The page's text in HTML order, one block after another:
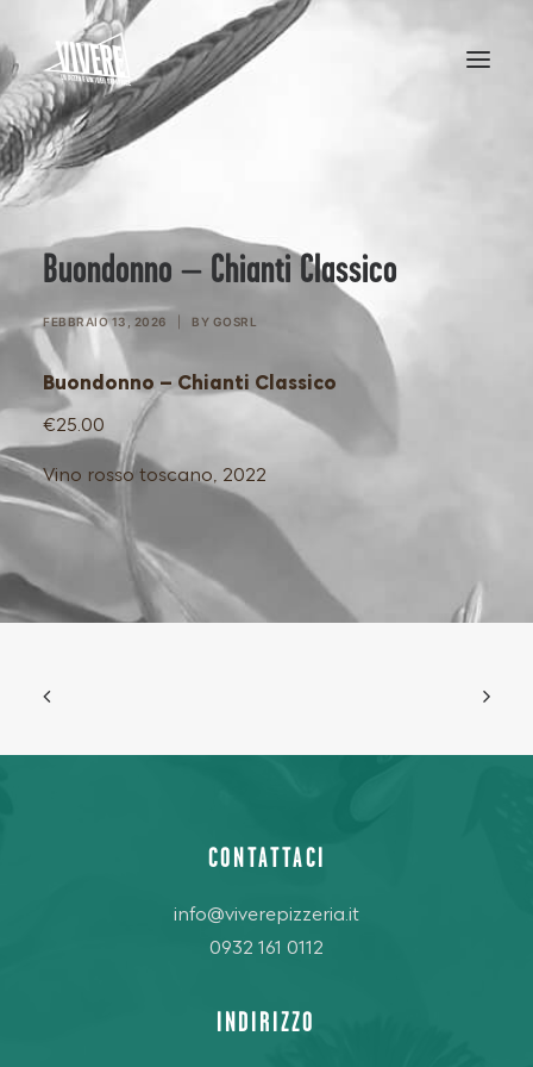
HOME
MENU
Buondonno – Chianti Classico
FEBBRAIO 13, 2026 BY GOSRL
Buondonno – Chianti Classico
€25.00
Vino rosso toscano, 2022
CONTATTACI
info@viverepizzeria.it
0932 161 0112
INDIRIZZO